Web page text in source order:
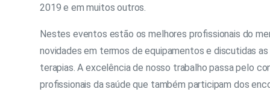
2019 e em muitos outros.
Nestes eventos estão os melhores profissionais do
novidades em termos de equipamentos e discutidas
terapias. A excelência de nosso trabalho passa pelo
profissionais da saúde que também participam dos